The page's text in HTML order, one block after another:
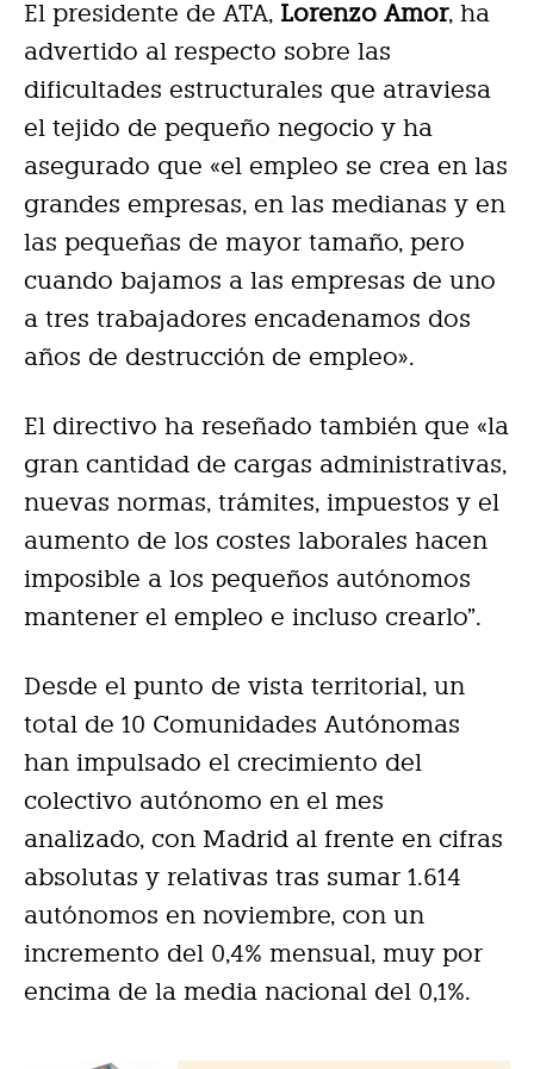
El presidente de ATA, Lorenzo Amor, ha
advertido al respecto sobre las
dificultades estructurales que atraviesa
el tejido de pequeño negocio y ha
asegurado que «el empleo se crea en las
grandes empresas, en las medianas y en
las pequeñas de mayor tamaño, pero
cuando bajamos a las empresas de uno
a tres trabajadores encadenamos dos
años de destrucción de empleo».
El directivo ha reseñado también que «la
gran cantidad de cargas administrativas,
nuevas normas, trámites, impuestos y el
aumento de los costes laborales hacen
imposible a los pequeños autónomos
mantener el empleo e incluso crearlo”.
Desde el punto de vista territorial, un
total de 10 Comunidades Autónomas
han impulsado el crecimiento del
colectivo autónomo en el mes
analizado, con Madrid al frente en cifras
absolutas y relativas tras sumar 1.614
autónomos en noviembre, con un
incremento del 0,4% mensual, muy por
encima de la media nacional del 0,1%.